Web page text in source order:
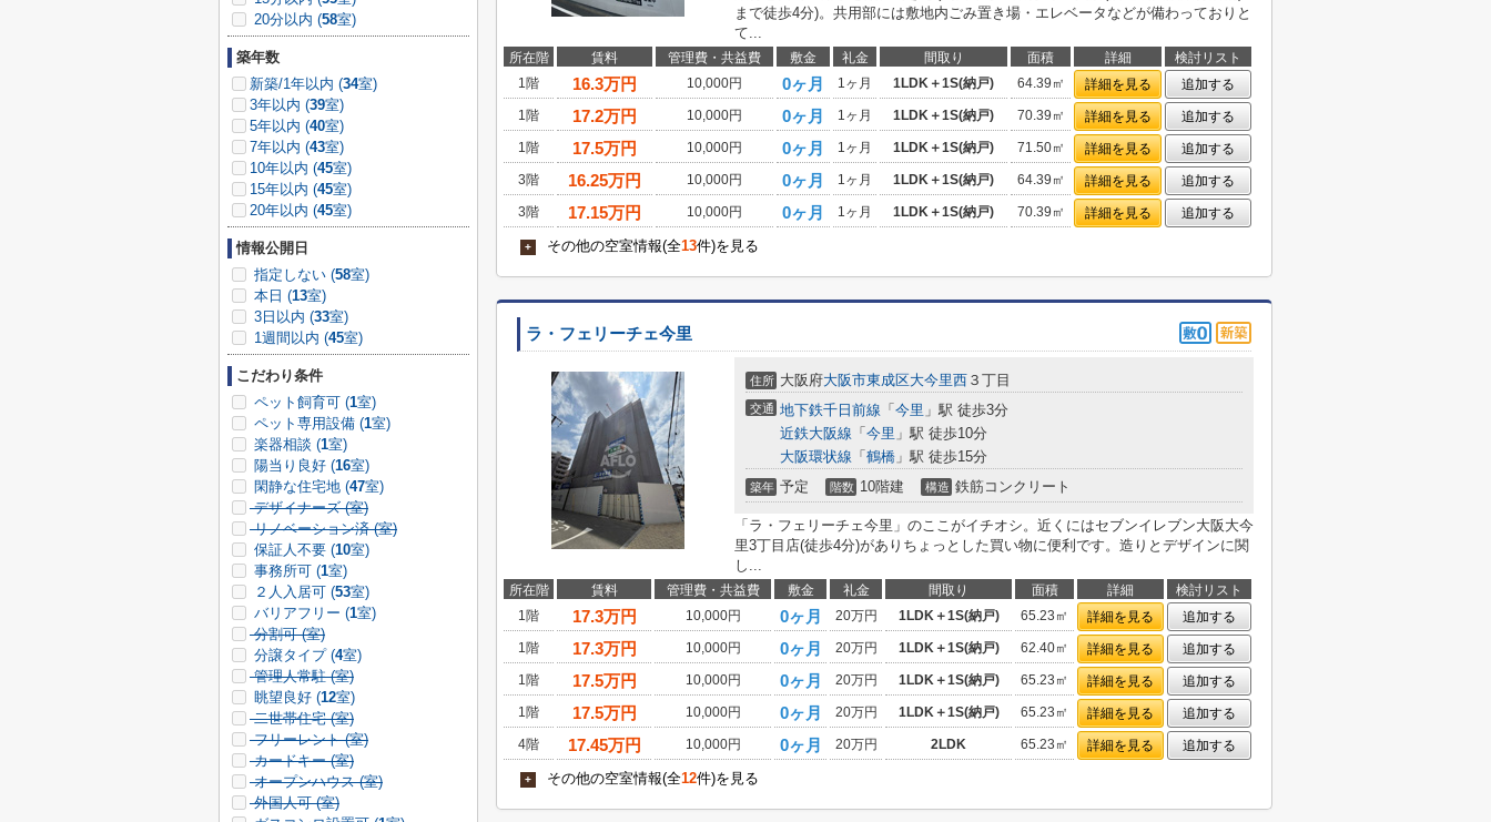
まで徒歩4分)。共用部には敷地内ごみ置き場・エレベータなどが備わっておりと
て...
所在階 賃料 管理費・共益費 敷金 礼金 間取り 面積 詳細
検討リスト
1階
16.3万円 10,000円 0ヶ月 1ヶ月 1LDK＋1S(納戸) 64.39㎡ 詳細を見る
追加する
1階
17.2万円 10,000円 0ヶ月 1ヶ月 1LDK＋1S(納戸) 70.39㎡ 詳細を見る
追加する
1階
17.5万円 10,000円 0ヶ月 1ヶ月 1LDK＋1S(納戸) 71.50㎡ 詳細を見る
追加する
3階
16.25万円 10,000円 0ヶ月 1ヶ月 1LDK＋1S(納戸) 64.39㎡ 詳細を見る
追加する
3階
17.15万円 10,000円 0ヶ月 1ヶ月 1LDK＋1S(納戸) 70.39㎡ 詳細を見る 追加する
+ その他の空室情報(全13件)を見る
ラ・フェリーチェ今里
住所 大阪府大阪市東成区大今里西 ３丁目
交通 地下鉄千日前線 「 今里 」駅 徒歩3分
近鉄大阪線 「 今里 」駅 徒歩10分
大阪環状線 「 鶴橋 」駅 徒歩15分
築年 予定 階数 10階建 構造 鉄筋コンクリート
「ラ・フェリーチェ今里」のここがイチオシ。近くにはセブンイレブン大阪大今
里3丁目店(徒歩4分)がありちょっとした買い物に便利です。造りとデザインに関
し...
所在階 賃料 管理費・共益費 敷金 礼金 間取り 面積 詳細
検討リスト
1階
17.3万円 10,000円 0ヶ月 20万円 1LDK＋1S(納戸) 65.23㎡ 詳細を見る
追加する
1階
17.3万円 10,000円 0ヶ月 20万円 1LDK＋1S(納戸) 62.40㎡ 詳細を見る
追加する
1階
17.5万円 10,000円 0ヶ月 20万円 1LDK＋1S(納戸) 65.23㎡ 詳細を見る
追加する
1階
17.5万円 10,000円 0ヶ月 20万円 1LDK＋1S(納戸) 65.23㎡ 詳細を見る
追加する
4階
17.45万円 10,000円 0ヶ月 20万円 2LDK 65.23㎡ 詳細を見る 追加する
+ その他の空室情報(全12件)を見る
20分以内 (58室)
築年数
新築/1年以内 (34室)
3年以内 (39室)
5年以内 (40室)
7年以内 (43室)
10年以内 (45室)
15年以内 (45室)
20年以内 (45室)
情報公開日
指定しない (58室)
本日 (13室)
3日以内 (33室)
1週間以内 (45室)
こだわり条件
ペット飼育可 (1室)
ペット専用設備 (1室)
楽器相談 (1室)
陽当り良好 (16室)
閑静な住宅地 (47室)
デザイナーズ (室)
リノベーション済 (室)
保証人不要 (10室)
事務所可 (1室)
２人入居可 (53室)
バリアフリー (1室)
分割可 (室)
分譲タイプ (4室)
管理人常駐 (室)
眺望良好 (12室)
二世帯住宅 (室)
フリーレント (室)
カードキー (室)
オープンハウス (室)
外国人可 (室)